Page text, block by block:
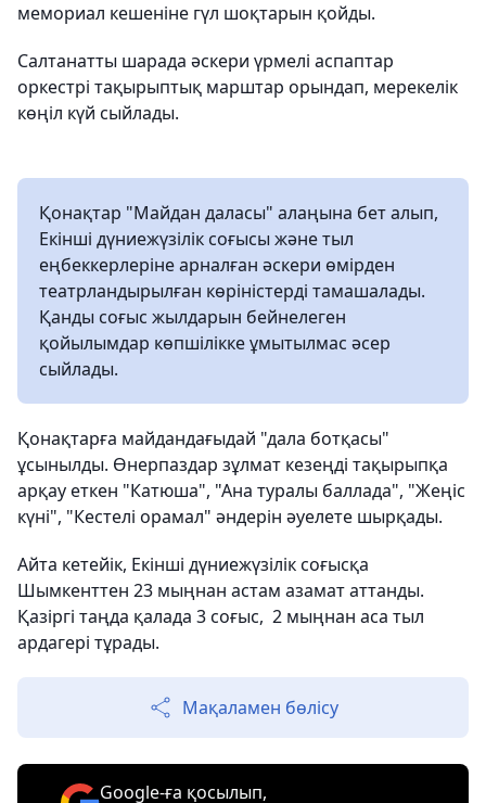
мемориал кешеніне гүл шоқтарын қойды.
Салтанатты шарада әскери үрмелі аспаптар
оркестрі тақырыптық марштар орындап, мерекелік
көңіл күй сыйлады.
Қонақтар "Майдан даласы" алаңына бет алып,
Екінші дүниежүзілік соғысы және тыл
еңбеккерлеріне арналған әскери өмірден
театрландырылған көріністерді тамашалады.
Қанды соғыс жылдарын бейнелеген
қойылымдар көпшілікке ұмытылмас әсер
сыйлады.
Қонақтарға майдандағыдай "дала ботқасы"
ұсынылды. Өнерпаздар зұлмат кезеңді тақырыпқа
арқау еткен "Катюша", "Ана туралы баллада", "Жеңіс
күні", "Кестелі орамал" әндерін әуелете шырқады.
Айта кетейік, Екінші дүниежүзілік соғысқа
Шымкенттен 23 мыңнан астам азамат аттанды.
Қазіргі таңда қалада 3 соғыс, 2 мыңнан аса тыл
ардагері тұрады.
Мақаламен бөлісу
Google-ға қосылып,